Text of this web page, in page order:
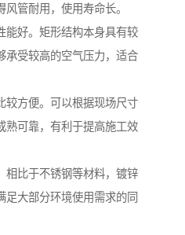
管耐用，使用寿命长。
能好。矩形结构本身具有较
承受较高的空气压力，适合
较方便。可以根据现场尺寸
熟可靠，有利于提高施工效
相比于不锈钢等材料，镀锌
足大部分环境使用需求的同